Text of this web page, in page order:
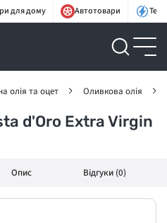
для дому Автотовари
олія та оцет Оливкова олія
d'Oro Extra Virgin
Опис Відгуки (0)